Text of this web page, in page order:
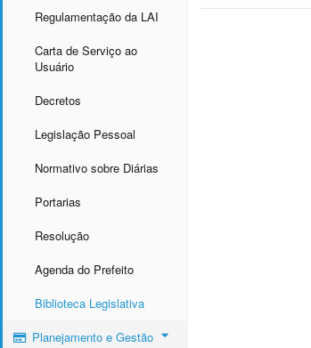
Regulamentação da LAI
Carta de Serviço ao
Usuário
Decretos
Legislação Pessoal
Normativo sobre Diárias
Portarias
Resolução
Agenda do Prefeito
Biblioteca Legislativa
Planejamento e Gestão